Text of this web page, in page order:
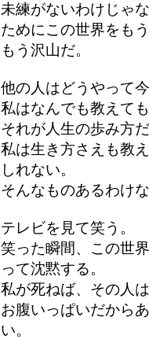
未練がないわけじゃ
ためにこの世界をも
もう沢山だ。
他の人はどうやって
私はなんでも教えて
それが人生の歩み方
私は生き方さえも教
しれない。
そんなものあるわけ
テレビを見て笑う。
笑った瞬間、この世
って沈黙する。
私が死ねば、その人
お腹いっぱいだから
い。